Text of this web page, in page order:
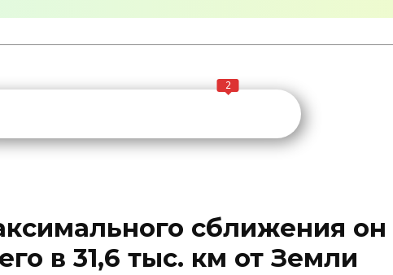
2
сближения он
в 31,6 тыс. км от Земли